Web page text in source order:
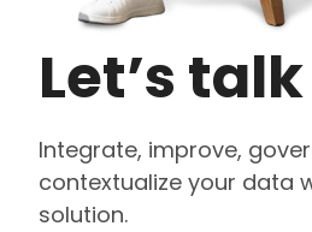
Let’s talk
Integrate, improve,
contextualize your data
solution.